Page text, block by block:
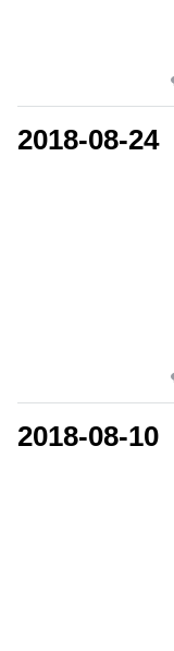
2018-08-24
2018-08-10